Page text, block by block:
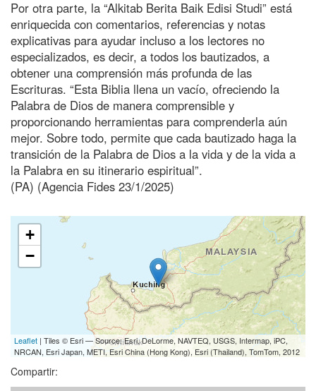
Por otra parte, la “Alkitab Berita Baik Edisi Studi” está
enriquecida con comentarios, referencias y notas
explicativas para ayudar incluso a los lectores no
especializados, es decir, a todos los bautizados, a
obtener una comprensión más profunda de las
Escrituras. “Esta Biblia llena un vacío, ofreciendo la
Palabra de Dios de manera comprensible y
proporcionando herramientas para comprenderla aún
mejor. Sobre todo, permite que cada bautizado haga la
transición de la Palabra de Dios a la vida y de la vida a
la Palabra en su itinerario espiritual”.
(PA) (Agencia Fides 23/1/2025)
+
−
Leaflet | Tiles © Esri — Source: Esri, DeLorme, NAVTEQ, USGS, Intermap, iPC,
NRCAN, Esri Japan, METI, Esri China (Hong Kong), Esri (Thailand), TomTom, 2012
Compartir: